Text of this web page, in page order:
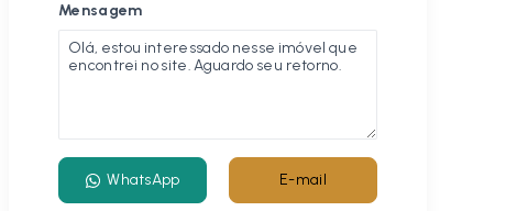
Mensagem
WhatsApp E-mail